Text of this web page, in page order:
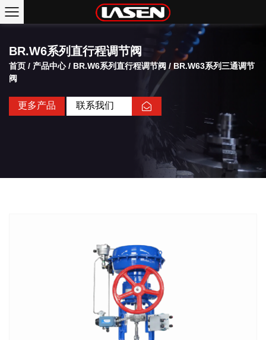
BR.W6系列直行程调节阀
首页 / 产品中心/ BR.W6系列直行程调节阀 / BR.W63系列三通调节
阀
更多产品 联系我们